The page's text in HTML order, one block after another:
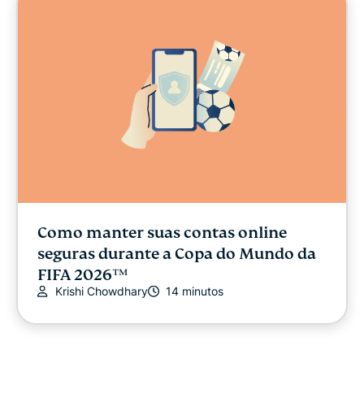
Como manter suas contas online
seguras durante a Copa do Mundo da
FIFA 2026™
Krishi Chowdhary 14 minutos